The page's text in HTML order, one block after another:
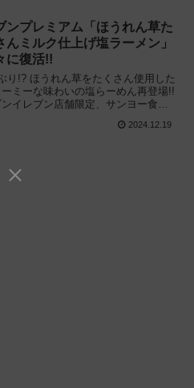
ンプレミアム「ほうれん草た
んミルク仕上げ塩ラーメン」
に復活!!
り!? ほうれん草をたくさん使用した
ーミーな味わいの塩らーめん再登場!!
ンイレブン店舗限定、サンヨー食品
くさん ミルク仕上げ塩ラーメン」を
2024.12.19